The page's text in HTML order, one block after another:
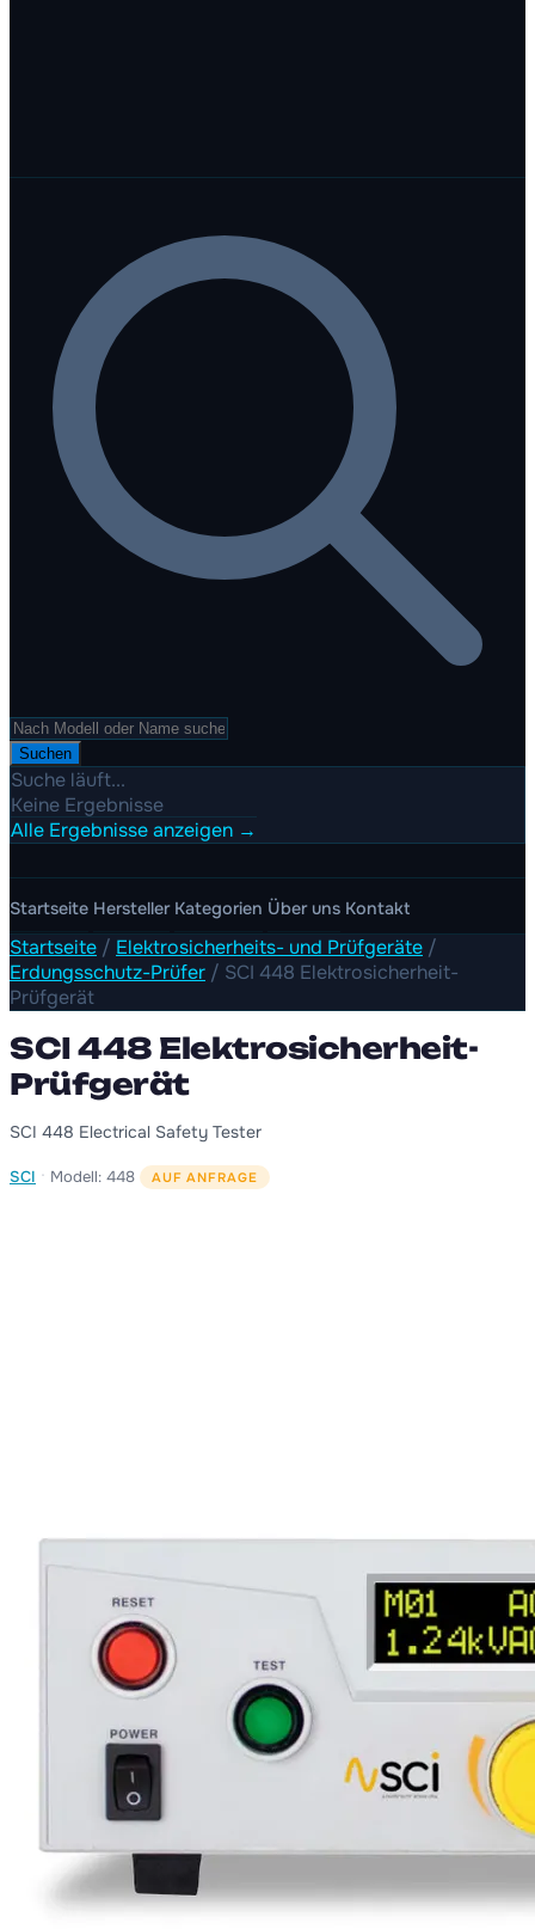
Suchen
Suche läuft...
Keine Ergebnisse
Alle Ergebnisse anzeigen →
Startseite Hersteller Kategorien Über uns Kontakt
Startseite / Elektrosicherheits- und Prüfgeräte /
Erdungsschutz-Prüfer / SCI 448 Elektrosicherheit-
Prüfgerät
SCI 448 Elektrosicherheit-
Prüfgerät
SCI 448 Electrical Safety Tester
SCI · Modell: 448 AUF ANFRAGE